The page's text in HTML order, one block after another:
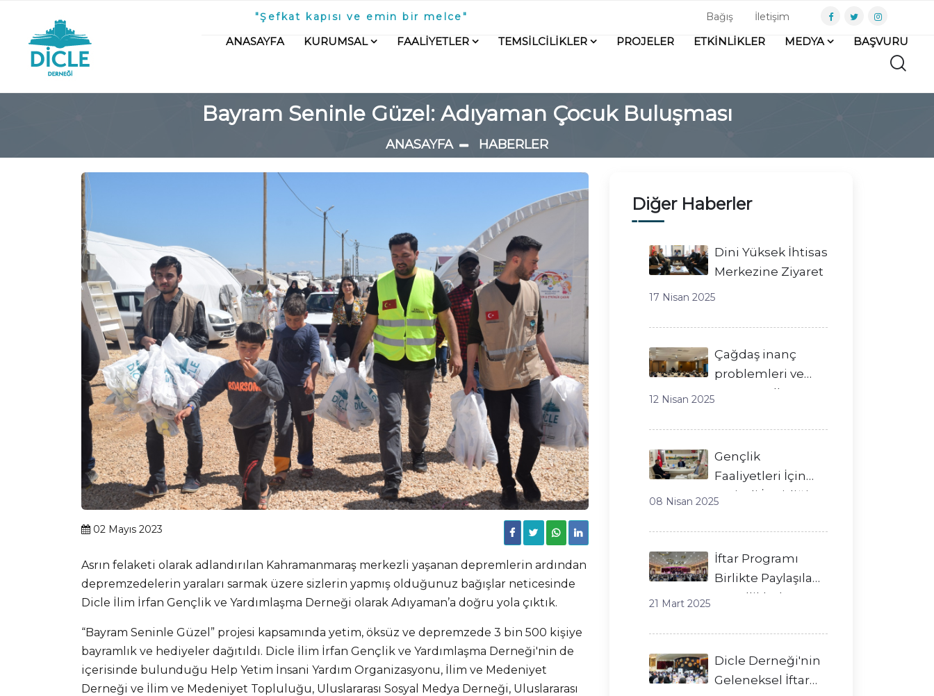
"Şefkat kapısı ve emin bir melce" Bağış İletişim
ANASAYFA KURUMSAL FAALİYETLER TEMSİLCİLİKLER PROJELER ETKİNLİKLER MEDYA BAŞVURU
Bayram Seninle Güzel: Adıyaman Çocuk Buluşması
ANASAYFA HABERLER
02 Mayıs 2023
Asrın felaketi olarak adlandırılan Kahramanmaraş merkezli yaşanan depremlerin ardından
depremzedelerin yaraları sarmak üzere sizlerin yapmış olduğunuz bağışlar neticesinde
Dicle İlim İrfan Gençlik ve Yardımlaşma Derneği olarak Adıyaman’a doğru yola çıktık.
“Bayram Seninle Güzel” projesi kapsamında yetim, öksüz ve depremzede 3 bin 500 kişiye
bayramlık ve hediyeler dağıtıldı. Dicle İlim İrfan Gençlik ve Yardımlaşma Derneği'nin de
içerisinde bulunduğu Help Yetim İnsani Yardım Organizasyonu, İlim ve Medeniyet
Derneği ve İlim ve Medeniyet Topluluğu, Uluslararası Sosyal Medya Derneği, Uluslararası
Diğer Haberler
Dini Yüksek İhtisas
Merkezine Ziyaret
17 Nisan 2025
Çağdaş inanç
problemleri ve
çözüm yolları
12 Nisan 2025
Gençlik
Faaliyetleri İçin
Verimli İş Birliği
08 Nisan 2025
İftar Programı
Birlikte Paylaşılan
Güzelliklerle
21 Mart 2025
Dicle Derneği'nin
Geleneksel İftar